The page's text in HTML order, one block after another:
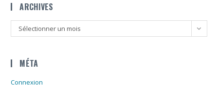
ARCHIVES
Archives
Sélectionner un mois
MÉTA
Connexion